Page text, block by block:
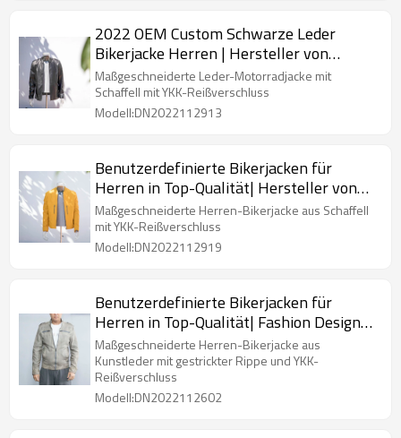
2022 OEM Custom Schwarze Leder
Bikerjacke Herren | Hersteller von
Bikerjacken im neuesten Design
Maßgeschneiderte Leder-Motorradjacke mit
Schaffell mit YKK-Reißverschluss
Modell:DN2022112913
Benutzerdefinierte Bikerjacken für
Herren in Top-Qualität| Hersteller von
Modedesign-Bikerjacken
Maßgeschneiderte Herren-Bikerjacke aus Schaffell
mit YKK-Reißverschluss
Modell:DN2022112919
Benutzerdefinierte Bikerjacken für
Herren in Top-Qualität| Fashion Design
Bikerjacke
Maßgeschneiderte Herren-Bikerjacke aus
Kunstleder mit gestrickter Rippe und YKK-
Reißverschluss
Modell:DN2022112602